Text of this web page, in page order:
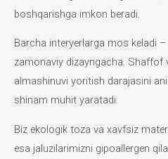
boshqarishga imkon beradi.
Barcha interyerlarga mos keladi
zamonaviy dizayngacha. Shaffof
almashinuvi yoritish darajasini
shinam muhit yaratadi.
Biz ekologik toza va xavfsiz
esa jaluzilarimizni gipoallergen